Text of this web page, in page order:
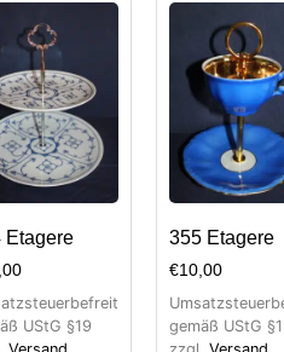
Etagere
UStG §19
355 Etagere
€10,00
gemäß UStG